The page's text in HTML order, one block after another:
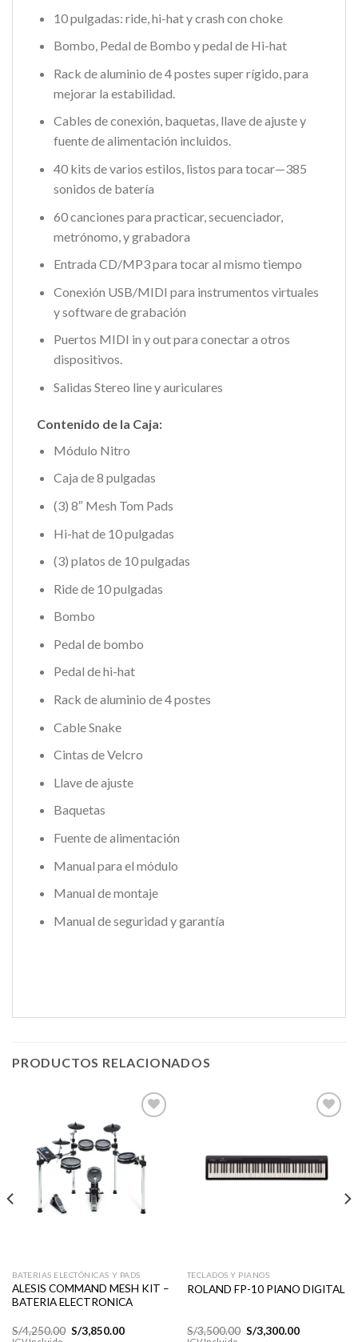
10 pulgadas: ride, hi-hat y crash con choke
Bombo, Pedal de Bombo y pedal de Hi-hat
Rack de aluminio de 4 postes super rígido, para
mejorar la estabilidad.
Cables de conexión, baquetas, llave de ajuste y
fuente de alimentación incluidos.
40 kits de varios estilos, listos para tocar—385
sonidos de batería
60 canciones para practicar, secuenciador,
metrónomo, y grabadora
Entrada CD/MP3 para tocar al mismo tiempo
Conexión USB/MIDI para instrumentos virtuales
y software de grabación
Puertos MIDI in y out para conectar a otros
dispositivos.
Salidas Stereo line y auriculares
Contenido de la Caja:
Módulo Nitro
Caja de 8 pulgadas
(3) 8″ Mesh Tom Pads
Hi-hat de 10 pulgadas
(3) platos de 10 pulgadas
Ride de 10 pulgadas
Bombo
Pedal de bombo
Pedal de hi-hat
Rack de aluminio de 4 postes
Cable Snake
Cintas de Velcro
Llave de ajuste
Baquetas
Fuente de alimentación
Manual para el módulo
Manual de montaje
Manual de seguridad y garantía
PRODUCTOS RELACIONADOS
Añadir
a la
lista de
BATERIAS ELECTÓNICAS Y PADS
ALESIS COMMAND MESH KIT –
BATERIA ELECTRONICA
S/4,250.00 El
S/3,850.00El
Añadir
a la
lista de
TECLADOS Y PIANOS
ROLAND FP-10 PIANO DIGITAL
S/3,500.00 El
S/3,300.00El